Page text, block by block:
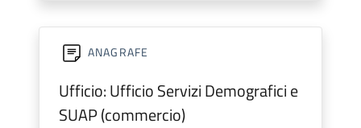
ANAGRAFE
Ufficio: Ufficio Servizi Demografici e
SUAP (commercio)